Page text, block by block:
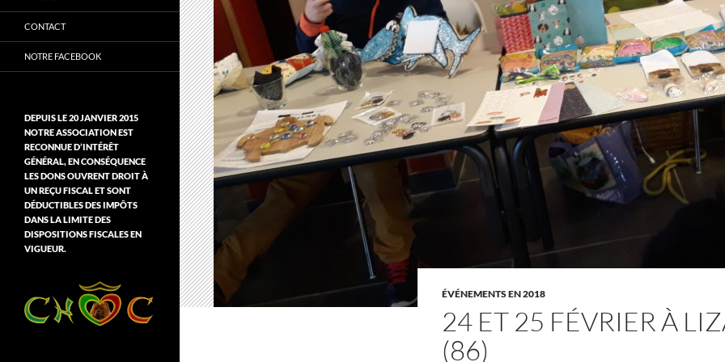
ÉVÉNEMENTS EN 2018
24 ET 25 FÉVRIER À
(86)
CONTACT
NOTRE FACEBOOK
DEPUIS LE 20 JANVIER 2015
NOTRE ASSOCIATION EST
RECONNUE D’INTÉRÊT
GÉNÉRAL, EN CONSÉQUENCE
LES DONS OUVRENT DROIT À
UN REÇU FISCAL ET SONT
DÉDUCTIBLES DES IMPÔTS
DANS LA LIMITE DES
DISPOSITIONS FISCALES EN
VIGUEUR.